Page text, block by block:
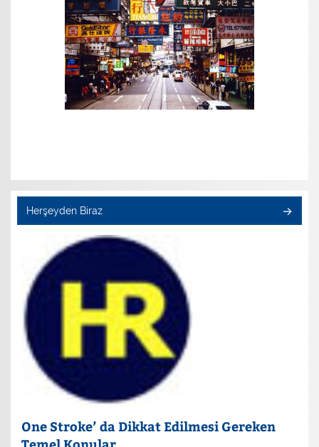
Herşeyden Biraz
One Stroke’ da Dikkat Edilmesi Gereken